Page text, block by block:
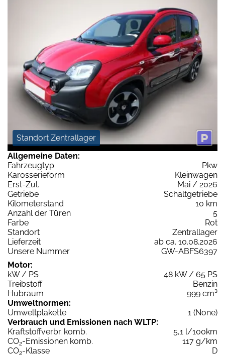
Standort Zentrallager
Allgemeine Daten:
Fahrzeugtyp
Pkw
Karosserieform
Kleinwagen
Erst-Zul.
Mai / 2026
Getriebe
Schaltgetriebe
Kilometerstand
10 km
Anzahl der Türen
5
Farbe
Rot
Standort
Zentrallager
Lieferzeit
ab ca. 10.08.2026
Unsere Nummer
GW-ABFS6397
Motor:
kW / PS
48 kW / 65 PS
Treibstoff
Benzin
Hubraum
999 cm³
Umweltnormen:
Umweltplakette
1 (None)
Verbrauch und Emissionen nach WLTP:
Kraftstoffverbr. komb.
5,1 l/100km
CO2-Emissionen komb.
117 g/km
CO2-Klasse D